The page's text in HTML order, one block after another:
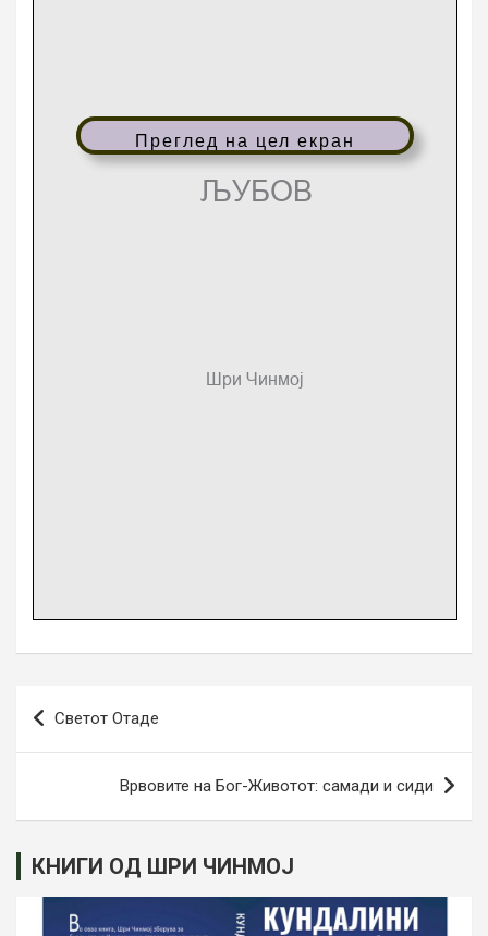
Преглед на цел екран
Post
navigation
Светот Отаде
Врвовите на Бог-Животот: самади и сиди
КНИГИ ОД ШРИ ЧИНМОЈ